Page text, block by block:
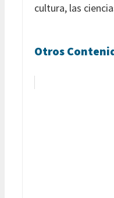
cultura, las
Otros